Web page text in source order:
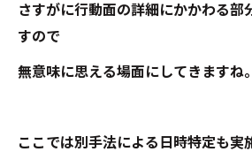
さすがに行動面の詳細にかかわる部
すので
無意味に思える場面にしてきますね。
ここでは別手法による日時特定も実